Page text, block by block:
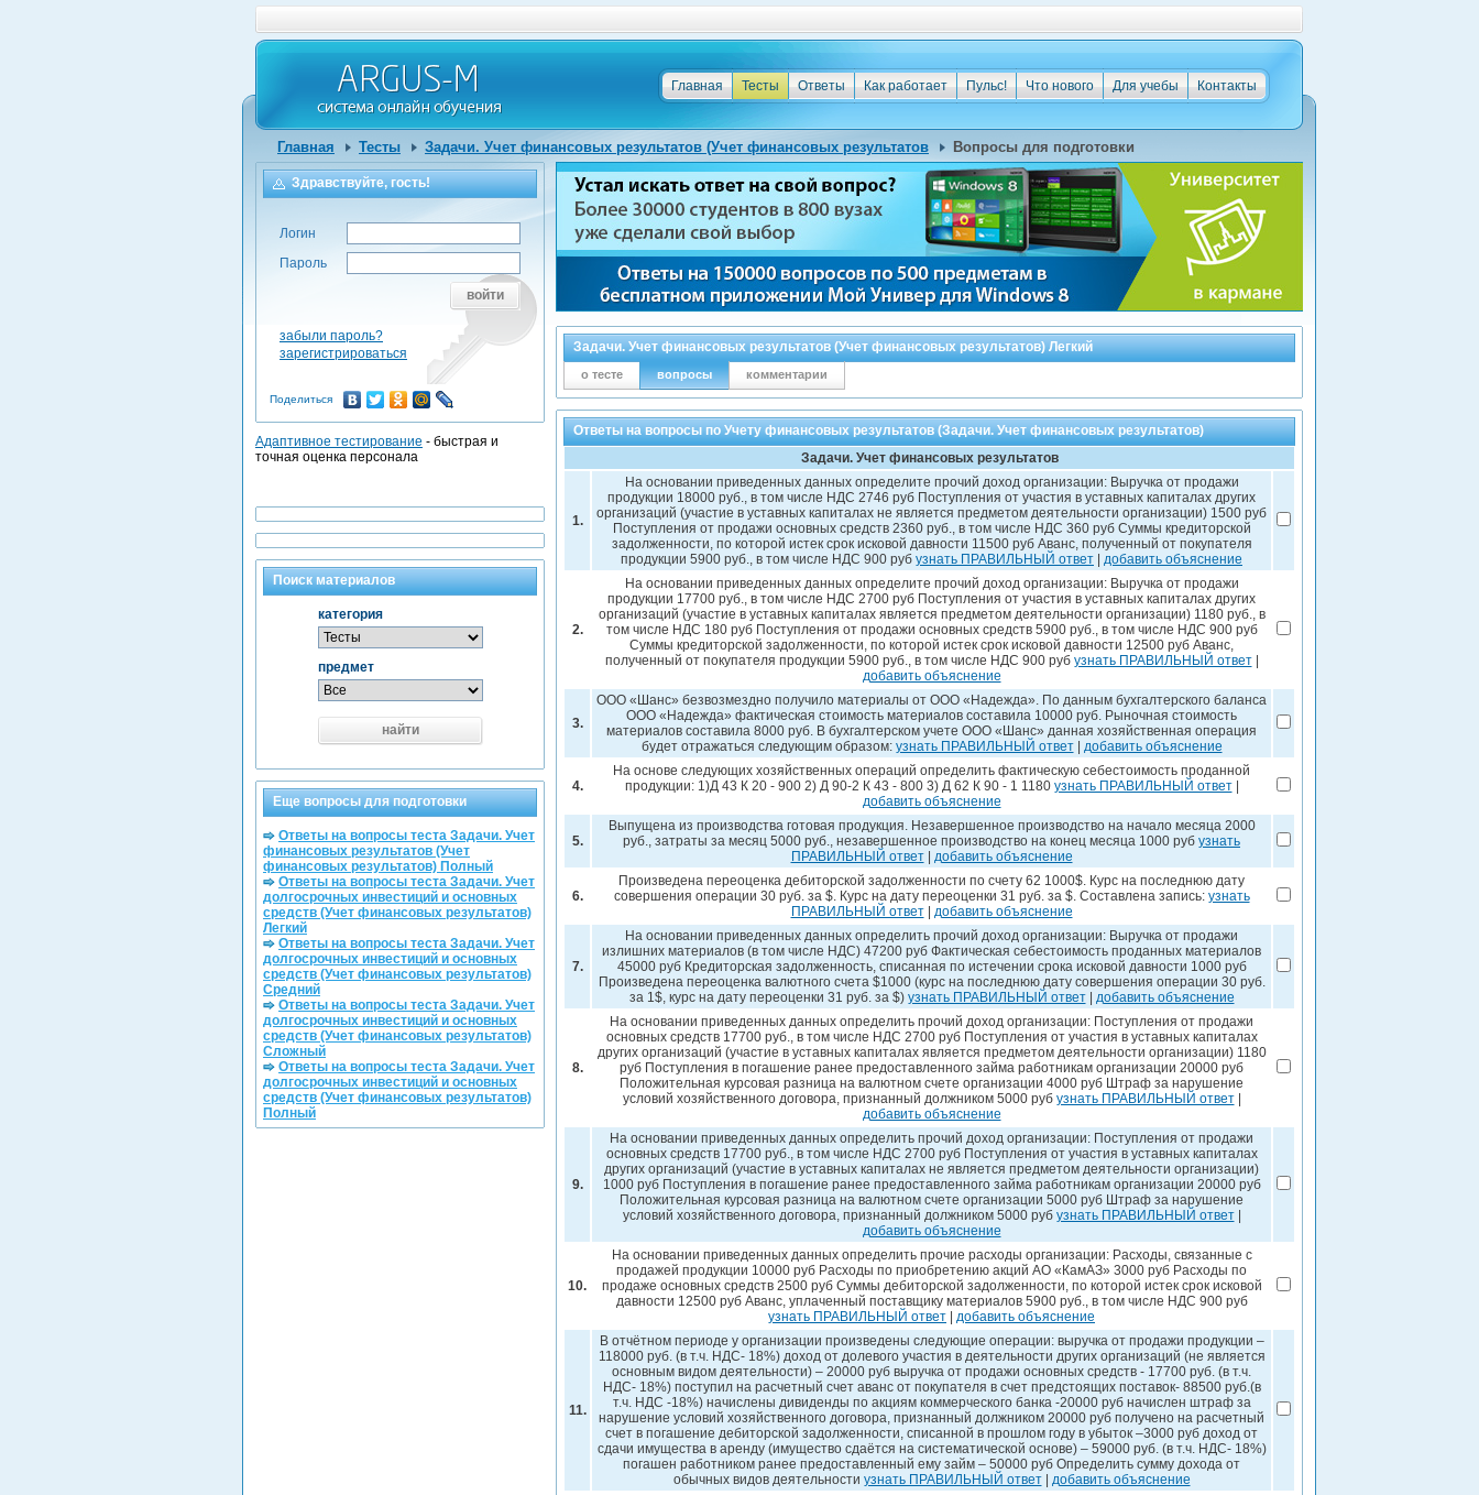
Контакты
Для учебы
Что нового
Пульс!
Как работает
Ответы
Тесты
Главная
Главная Тесты Задачи. Учет финансовых результатов (Учет финансовых результатов Вопросы для подготовки
Задачи. Учет финансовых результатов (Учет финансовых результатов) Легкий
о тесте вопросы комментарии
Ответы на вопросы по Учету финансовых результатов (Задачи. Учет финансовых результатов)
Задачи. Учет финансовых результатов
1.
На основании приведенных данных определите прочий доход организации: Выручка от продажи
продукции 18000 руб., в том числе НДС 2746 руб Поступления от участия в уставных капиталах других
организаций (участие в уставных капиталах не является предметом деятельности организации) 1500 руб
Поступления от продажи основных средств 2360 руб., в том числе НДС 360 руб Суммы кредиторской
задолженности, по которой истек срок исковой давности 11500 руб Аванс, полученный от покупателя
продукции 5900 руб., в том числе НДС 900 руб узнать ПРАВИЛЬНЫЙ ответ добавить объяснение
2.
На основании приведенных данных определите прочий доход организации: Выручка от продажи
продукции 17700 руб., в том числе НДС 2700 руб Поступления от участия в уставных капиталах других
организаций (участие в уставных капиталах является предметом деятельности организации) 1180 руб., в
том числе НДС 180 руб Поступления от продажи основных средств 5900 руб., в том числе НДС 900 руб
Суммы кредиторской задолженности, по которой истек срок исковой давности 12500 руб Аванс,
полученный от покупателя продукции 5900 руб., в том числе НДС 900 руб узнать ПРАВИЛЬНЫЙ ответ|
добавить объяснение
3.
ООО «Шанс» безвозмездно получило материалы от ООО «Надежда». По данным бухгалтерского баланса
ООО «Надежда» фактическая стоимость материалов составила 10000 руб. Рыночная стоимость
материалов составила 8000 руб. В бухгалтерском учете ООО «Шанс» данная хозяйственная операция
будет отражаться следующим образом: узнать ПРАВИЛЬНЫЙ ответ| добавить объяснение
4.
На основе следующих хозяйственных операций определить фактическую себестоимость проданной
продукции: 1)Д 43 К 20 - 900 2) Д 90-2 К 43 - 800 3) Д 62 К 90 - 1 1180 узнать ПРАВИЛЬНЫЙ ответ|
добавить объяснение
5.
Выпущена из производства готовая продукция. Незавершенное производство на начало месяца 2000
руб., затраты за месяц 5000 руб., незавершенное производство на конец месяца 1000 руб узнать
ПРАВИЛЬНЫЙ ответ| добавить объяснение
6.
Произведена переоценка дебиторской задолженности по счету 62 1000$. Курс на последнюю дату
совершения операции 30 руб. за $. Курс на дату переоценки 31 руб. за $. Составлена запись: узнать
ПРАВИЛЬНЫЙ ответ| добавить объяснение
7.
На основании приведенных данных определить прочий доход организации: Выручка от продажи
излишних материалов (в том числе НДС) 47200 руб Фактическая себестоимость проданных материалов
45000 руб Кредиторская задолженность, списанная по истечении срока исковой давности 1000 руб
Произведена переоценка валютного счета $1000 (курс на последнюю дату совершения операции 30 руб.
за 1$, курс на дату переоценки 31 руб. за $) узнать ПРАВИЛЬНЫЙ ответ| добавить объяснение
8.
На основании приведенных данных определить прочий доход организации: Поступления от продажи
основных средств 17700 руб., в том числе НДС 2700 руб Поступления от участия в уставных капиталах
других организаций (участие в уставных капиталах является предметом деятельности организации) 1180
руб Поступления в погашение ранее предоставленного займа работникам организации 20000 руб
Положительная курсовая разница на валютном счете организации 4000 руб Штраф за нарушение
условий хозяйственного договора, признанный должником 5000 руб узнать ПРАВИЛЬНЫЙ ответ|
добавить объяснение
9.
На основании приведенных данных определить прочий доход организации: Поступления от продажи
основных средств 17700 руб., в том числе НДС 2700 руб Поступления от участия в уставных капиталах
других организаций (участие в уставных капиталах не является предметом деятельности организации)
1000 руб Поступления в погашение ранее предоставленного займа работникам организации 20000 руб
Положительная курсовая разница на валютном счете организации 5000 руб Штраф за нарушение
условий хозяйственного договора, признанный должником 5000 руб узнать ПРАВИЛЬНЫЙ ответ|
добавить объяснение
10.
На основании приведенных данных определить прочие расходы организации: Расходы, связанные с
продажей продукции 10000 руб Расходы по приобретению акций АО «КамАЗ» 3000 руб Расходы по
продаже основных средств 2500 руб Суммы дебиторской задолженности, по которой истек срок исковой
давности 12500 руб Аванс, уплаченный поставщику материалов 5900 руб., в том числе НДС 900 руб
узнать ПРАВИЛЬНЫЙ ответ
добавить объяснение
11.
В отчётном периоде у организации произведены следующие операции: выручка от продажи продукции –
118000 руб. (в т.ч. НДС- 18%) доход от долевого участия в деятельности других организаций (не является
основным видом деятельности) – 20000 руб выручка от продажи основных средств - 17700 руб. (в т.ч.
НДС- 18%) поступил на расчетный счет аванс от покупателя в счет предстоящих поставок- 88500 руб.(в
т.ч. НДС -18%) начислены дивиденды по акциям коммерческого банка -20000 руб начислен штраф за
нарушение условий хозяйственного договора, признанный должником 20000 руб получено на расчетный
счет в погашение дебиторской задолженности, списанной в прошлом году в убыток –3000 руб доход от
сдачи имущества в аренду (имущество сдаётся на систематической основе) – 59000 руб. (в т.ч. НДС- 18%)
погашен работником ранее предоставленный ему займ – 50000 руб Определить сумму дохода от
обычных видов деятельности узнать ПРАВИЛЬНЫЙ ответ| добавить объяснение
Здравствуйте, гость!
Логин
Пароль
войти
забыли пароль?
зарегистрироваться
Поделиться
Адаптивное тестирование - быстрая и
точная оценка персонала
Поиск материалов
категория
предмет
найти
Еще вопросы для подготовки
Ответы на вопросы теста Задачи. Учет
финансовых результатов (Учет
финансовых результатов) Полный
Ответы на вопросы теста Задачи. Учет
долгосрочных инвестиций и основных
средств (Учет финансовых результатов)
Легкий
Ответы на вопросы теста Задачи. Учет
долгосрочных инвестиций и основных
средств (Учет финансовых результатов)
Средний
Ответы на вопросы теста Задачи. Учет
долгосрочных инвестиций и основных
средств (Учет финансовых результатов)
Сложный
Ответы на вопросы теста Задачи. Учет
долгосрочных инвестиций и основных
средств (Учет финансовых результатов)
Полный